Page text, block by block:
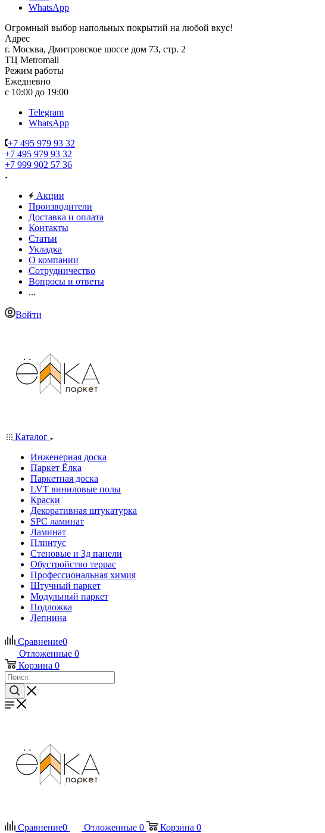
WhatsApp
Огромный выбор напольных покрытий на любой вкус!
Адрес
г. Москва, Дмитровское шоссе дом 73, стр. 2
ТЦ Metromall
Режим работы
Ежедневно
с 10:00 до 19:00
Telegram
WhatsApp
+7 495 979 93 32
+7 495 979 93 32
+7 999 902 57 36
Акции
Производители
Доставка и оплата
Контакты
Статьи
Укладка
О компании
Сотрудничество
Вопросы и ответы
...
Войти
Каталог
Инженерная доска
Паркет Ёлка
Паркетная доска
LVT виниловые полы
Краски
Декоративная штукатурка
SPC ламинат
Ламинат
Плинтус
Стеновые и 3д панели
Обустройство террас
Профессиональная химия
Штучный паркет
Модульный паркет
Подложка
Лепнина
Сравнение0
Отложенные 0
Корзина 0
Сравнение0 Отложенные 0 Корзина 0